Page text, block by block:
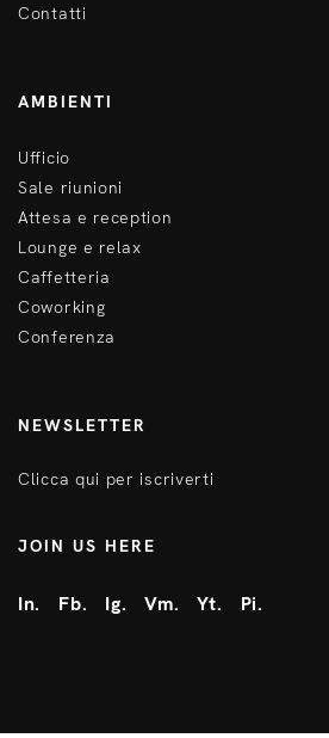
Contatti
AMBIENTI
Ufficio
Sale riunioni
Attesa e reception
Lounge e relax
Caffetteria
Coworking
Conferenza
NEWSLETTER
Clicca qui per iscriverti
JOIN US HERE
In. Fb. Ig. Vm. Yt. Pi.